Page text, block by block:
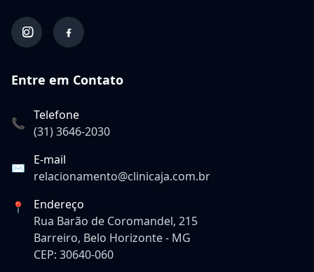
Entre em Contato
📞
Telefone
(31) 3646-2030
✉️
E-mail
relacionamento@clinicaja.com.br
📍
Endereço
Rua Barão de Coromandel, 215
Barreiro, Belo Horizonte - MG
CEP: 30640-060